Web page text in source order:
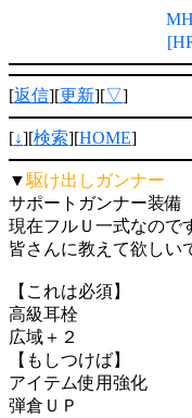
[返信][更新][▽]
[↓][検索][HOME]
▼駆け出しガンナー
サポートガンナー装備
現在フルＵ一式なので
皆さんに教えて欲しい
【これは必須】
高級耳栓
広域＋２
【もしつけば】
アイテム使用強化
弾倉ＵＰ